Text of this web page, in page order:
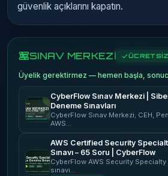
güvenlik açıklarını kapatın.
SINAV MERKEZİ ÜCRETSİZ
Üyelik gerektirmez — hemen başla,
CyberFlow Sınav Merkezi |
Deneme Sınavları
CyberFlow Sınav Merkezi; CEH,
AWS…
AWS Certified Security
Sınavı – 65 Soru | CyberFlow
CyberFlow AWS Security
sınavı…